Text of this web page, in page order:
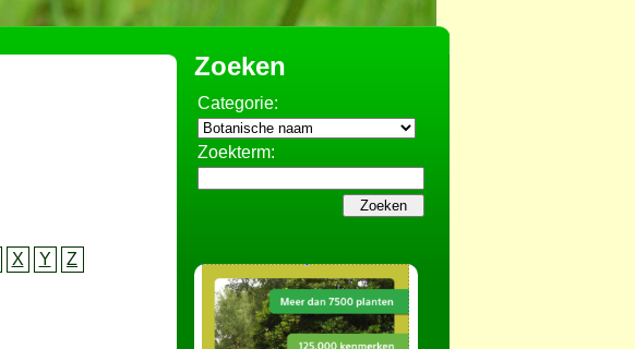
X Y
Z
Zoeken
Categorie:
Zoekterm: